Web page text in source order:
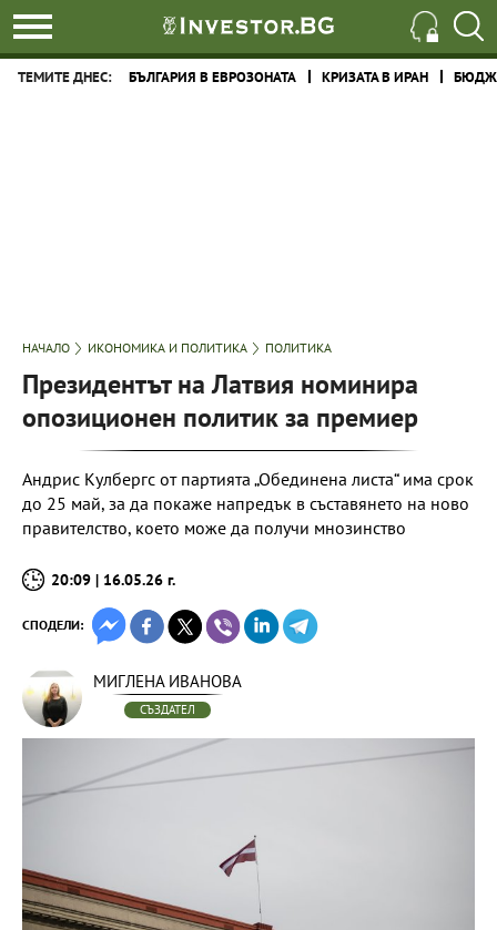
ТЕМИТЕ ДНЕС: БЪЛГАРИЯ В ЕВРОЗОНАТА КРИЗАТА В ИРАН
НАЧАЛО ИКОНОМИКА И ПОЛИТИКА ПОЛИТИКА
Президентът на Латвия номинира
опозиционен политик за премиер
Андрис Кулбергс от партията „Обединена листа“ има срок
до 25 май, за да покаже напредък в съставянето на ново
правителство, което може да получи мнозинство
20:09 | 16.05.26 г.
СПОДЕЛИ:
МИГЛЕНА ИВАНОВА
СЪЗДАТЕЛ